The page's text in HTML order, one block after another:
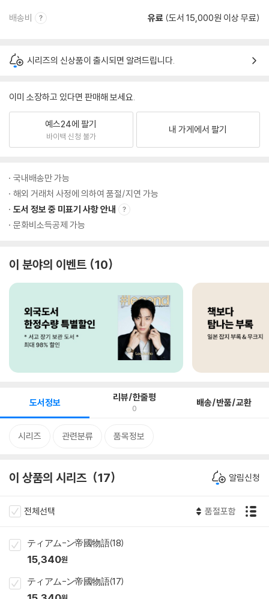
배송비 유료 (도서 15,000원 이상 무료)
시리즈의 신상품이 출시되면 알려드립니다.
이미 소장하고 있다면 판매해 보세요.
예스24에 팔기
바이백 신청 불가
내 가게에서 팔기
국내배송만 가능
해외 거래처 사정에 의하여 품절/지연 가능
도서 정보 중 미표기 사항 안내
문화비소득공제 가능
이 분야의 이벤트 10
도서정보 리뷰/한줄평
0 배송/반품/교환
시리즈 관련분류 품목정보
이 상품의 시리즈 17 알림신청
전체선택 품절포함
ティアム-ン帝國物語(18)
15,340원
ティアム-ン帝國物語(17)